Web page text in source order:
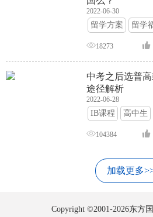
2022-06-30
留学方案 留学
18273
中考之后选普
途径解析
2022-06-28
IB课程 高中生
104384
加载更多
Copyright ©2001-2026东方